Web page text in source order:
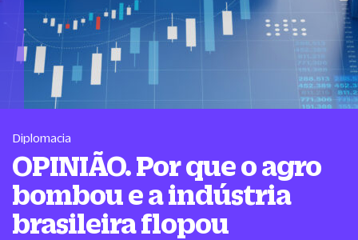
Diplomacia
OPINIÃO. Por que o agro
bombou e a indústria
brasileira flopou